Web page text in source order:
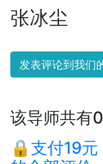
张冰尘
发表评论到我们
该导师共有
🔒支付19